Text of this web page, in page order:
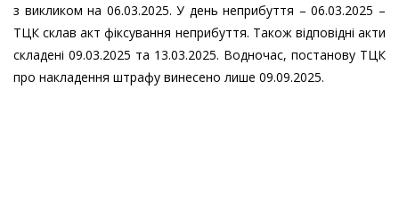
з викликом на 06.03.2025. У день неприбуття – 06.03.2025 –
ТЦК склав акт фіксування неприбуття. Також відповідні акти
складені 09.03.2025 та 13.03.2025. Водночас, постанову ТЦК
про накладення штрафу винесено лише 09.09.2025.